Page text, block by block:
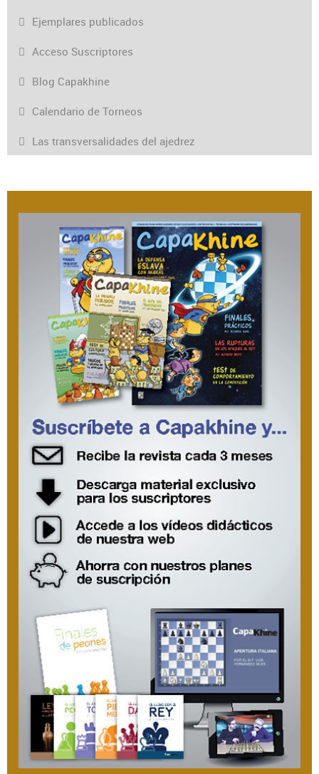
Ejemplares publicados
Acceso Suscriptores
Blog Capakhine
Calendario de Torneos
Las transversalidades del ajedrez